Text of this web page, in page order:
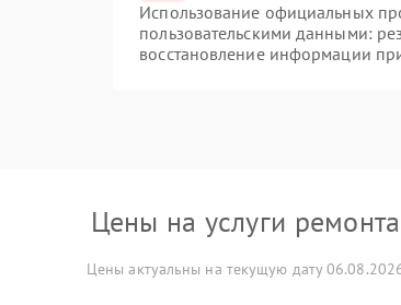
Использование официальных
пользовательскими данными:
восстановление информации
Цены на услуги ремонта
Цены актуальны на текущую дату